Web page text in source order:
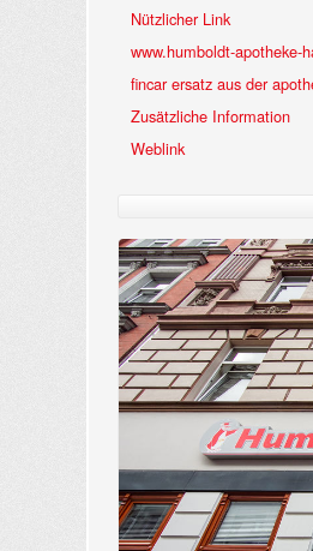
Nützlicher Link
www.humboldt-apotheke-
fincar ersatz aus der
Zusätzliche Information
Weblink